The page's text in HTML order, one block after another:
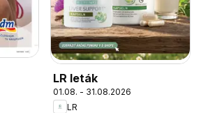
LR leták
01.08. - 31.08.2026
LR